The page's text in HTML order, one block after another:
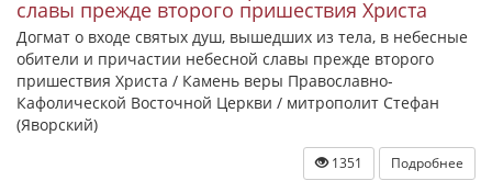
славы прежде второго пришествия Христа
Догмат о входе святых душ, вышедших из тела, в небесные
обители и причастии небесной славы прежде второго
пришествия Христа / Камень веры Православно-
Кафолической Восточной Церкви / митрополит Стефан
(Яворский)
1351 Подробнее